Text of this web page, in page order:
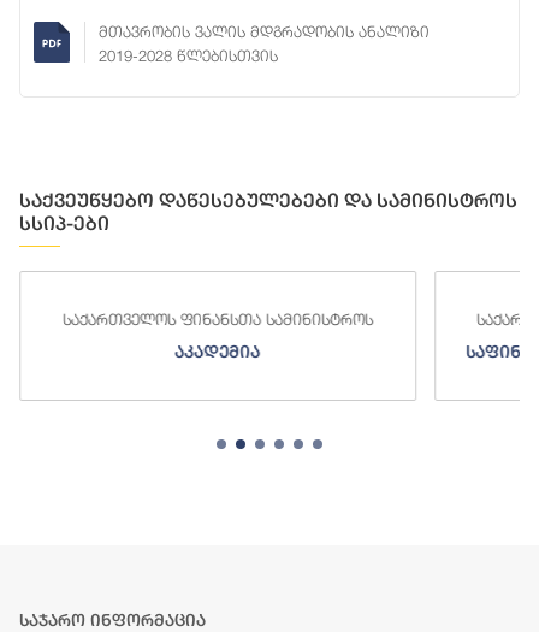
მთავრობის ვალის მდგრადობის ანალიზი
2019-2028 წლებისთვის
საქვეუწყებო დაწესებულებები და სამინისტროს
სსიპ-ები
საქართველოს ფინანსთა სამინისტროს
აკადემია
საჯარო ინფორმაცია